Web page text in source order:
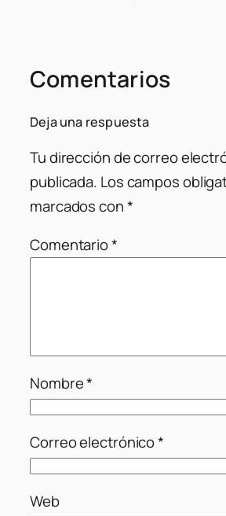
Comentarios
Deja una respuesta
Tu dirección de correo
publicada. Los campos
marcados con*
Comentario*
Nombre*
Correo electrónico*
Web